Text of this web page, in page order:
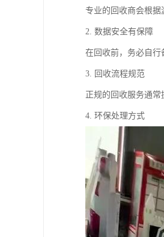
专业的回收商会根据
2. 数据安全有保障
在回收前，务必自行
3. 回收流程规范
正规的回收服务通
4. 环保处理方式